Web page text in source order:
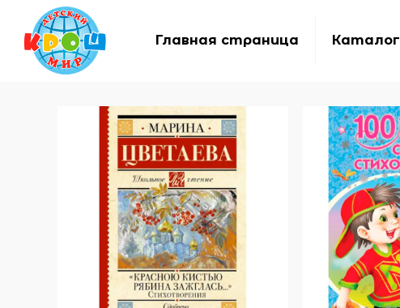
Главная страница Каталог